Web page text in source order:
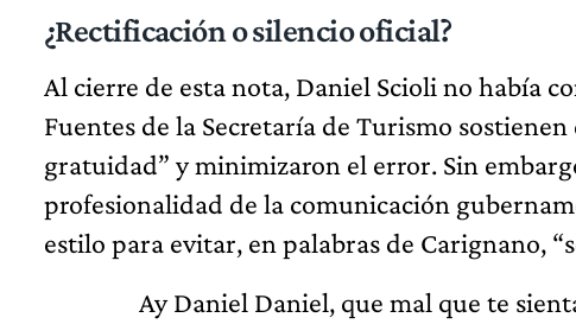
¿Rectificación o silencio oficial?
Al cierre de esta nota, Daniel Scioli no había
Fuentes de la Secretaría de Turismo
gratuidad” y minimizaron el error. Sin
profesionalidad de la comunicación
estilo para evitar, en palabras de Carignano,
Ay Daniel Daniel, que mal que te